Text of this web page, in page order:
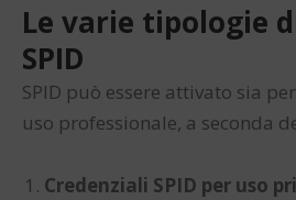
Le varie tipologie
SPID
SPID può essere attivato sia
uso professionale, a seconda
Credenziali SPID per uso